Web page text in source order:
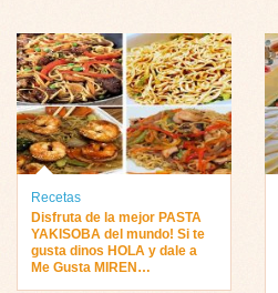
Recetas
Disfruta de la mejor PASTA
YAKISOBA del mundo! Si te
gusta dinos HOLA y dale a
Me Gusta MIREN…